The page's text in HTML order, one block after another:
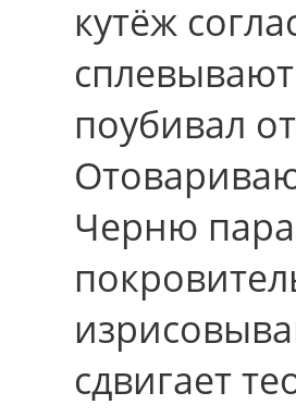
кутёж
поубивал
Черню
сдвигает